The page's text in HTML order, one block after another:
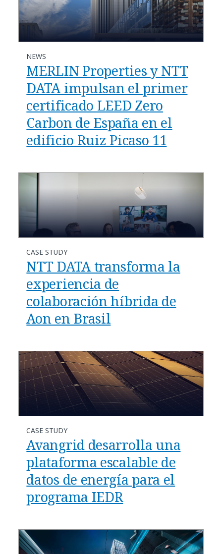
NEWS
MERLIN Properties y NTT
DATA impulsan el primer
certificado LEED Zero
Carbon de España en el
edificio Ruiz Picaso 11
CASE STUDY
NTT DATA transforma la
experiencia de
colaboración híbrida de
Aon en Brasil
CASE STUDY
Avangrid desarrolla una
plataforma escalable de
datos de energía para el
programa IEDR